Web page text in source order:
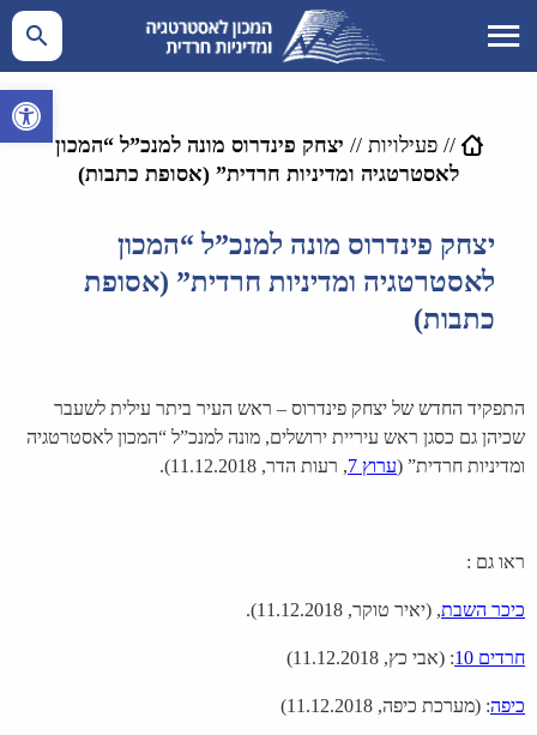
פתח
//פעילויות // יצחק פינדרוס מונה למנכ”ל “המכון
לאסטרטגיה ומדיניות חרדית” (אסופת כתבות)
יצחק פינדרוס מונה למנכ”ל “המכון
לאסטרטגיה ומדיניות חרדית” (אסופת
כתבות)
התפקיד החדש של יצחק פינדרוס – ראש העיר ביתר עילית לשעבר
שכיהן גם כסגן ראש עיריית ירושלים, מונה למנכ”ל “המכון לאסטרטגיה
ומדיניות חרדית” (ערוץ 7 , רעות הדר, 11.12.2018).
ראו גם :
כיכר השבת, (יאיר טוקר, 11.12.2018).
חרדים 10 : (אבי כץ, 11.12.2018)
כיפה: (מערכת כיפה, 11.12.2018)